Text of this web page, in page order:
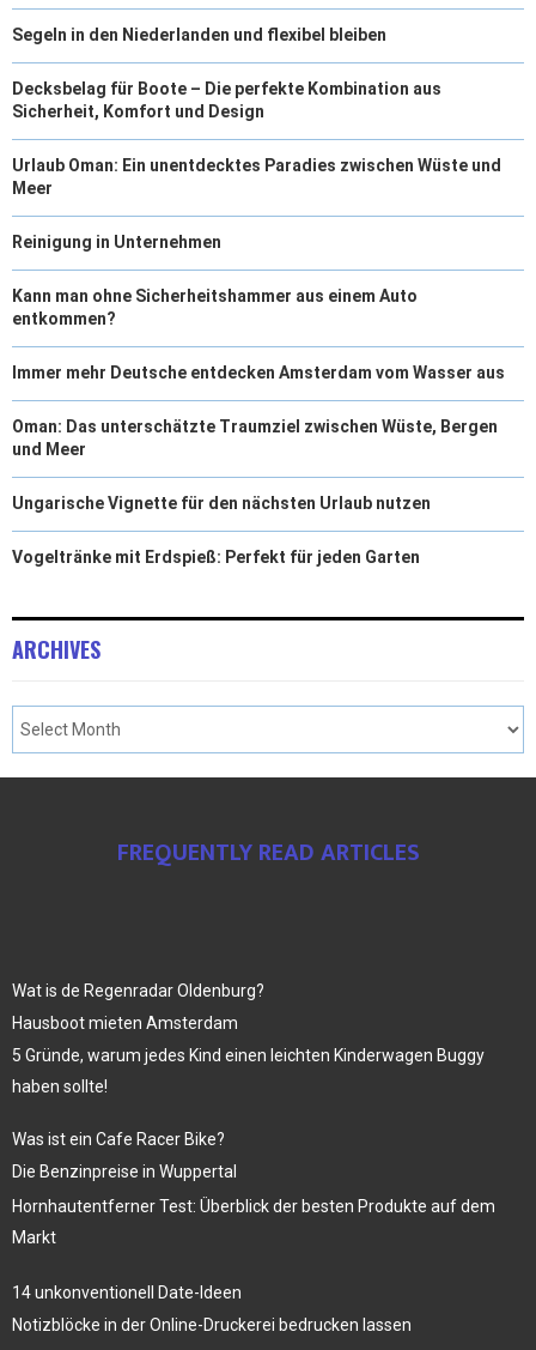
)
Segeln in den Niederlanden und flexibel bleiben
Decksbelag für Boote – Die perfekte Kombination aus
Sicherheit, Komfort und Design
Urlaub Oman: Ein unentdecktes Paradies zwischen Wüste und
Meer
Reinigung in Unternehmen
Kann man ohne Sicherheitshammer aus einem Auto
entkommen?
Immer mehr Deutsche entdecken Amsterdam vom Wasser aus
Oman: Das unterschätzte Traumziel zwischen Wüste, Bergen
und Meer
Ungarische Vignette für den nächsten Urlaub nutzen
Vogeltränke mit Erdspieß: Perfekt für jeden Garten
ARCHIVES
FREQUENTLY READ ARTICLES
Wat is de Regenradar Oldenburg?
Hausboot mieten Amsterdam
5 Gründe, warum jedes Kind einen leichten Kinderwagen Buggy
haben sollte!
Was ist ein Cafe Racer Bike?
Die Benzinpreise in Wuppertal
Hornhautentferner Test: Überblick der besten Produkte auf dem
Markt
14 unkonventionell Date-Ideen
Notizblöcke in der Online-Druckerei bedrucken lassen